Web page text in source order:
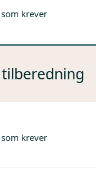
krever
krever